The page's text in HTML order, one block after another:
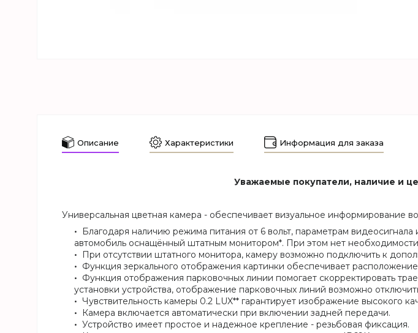
Описание Характеристики Информация для заказа
Уважаемые покупатели, наличие и
Универсальная цветная камера - обеспечивает визуальное информирование
Благодаря наличию режима питания от 6 вольт, параметрам
автомобиль оснащённый штатным монитором*. При этом нет необходимости
При отсутствии штатного монитора, камеру возможно подключить к
Функция зеркального отображения картинки обеспечивает
Функция отображения парковочных линии помогает скорректировать
установки устройства, отображение парковочных линий возможно
Чувствительность камеры 0.2 LUX** гарантирует изображение высокого
Камера включается автоматически при включении задней передачи.
Устройство имеет простое и надежное крепление - резьбовая фиксация.